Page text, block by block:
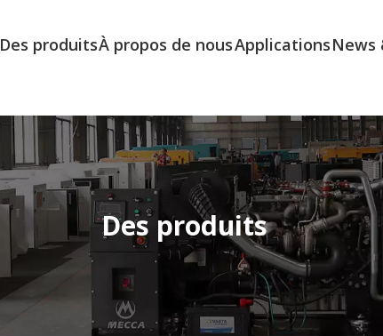
Des produitsÀ propos de nousApplicationsNews
Des produits